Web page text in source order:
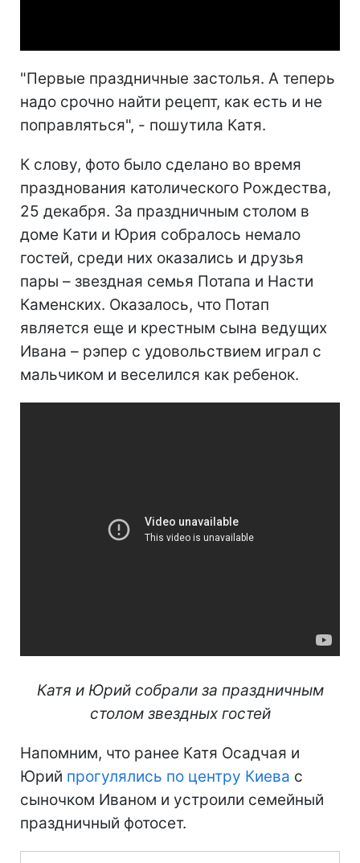
"Первые праздничные застолья. А теперь
надо срочно найти рецепт, как есть и не
поправляться", - пошутила Катя.
К слову, фото было сделано во время
празднования католического Рождества,
25 декабря. За праздничным столом в
доме Кати и Юрия собралось немало
гостей, среди них оказались и друзья
пары – звездная семья Потапа и Насти
Каменских. Оказалось, что Потап
является еще и крестным сына ведущих
Ивана – рэпер с удовольствием играл с
мальчиком и веселился как ребенок.
Катя и Юрий собрали за праздничным
столом звездных гостей
Напомним, что ранее Катя Осадчая и
Юрий прогулялись по центру Киева с
сыночком Иваном и устроили семейный
праздничный фотосет.